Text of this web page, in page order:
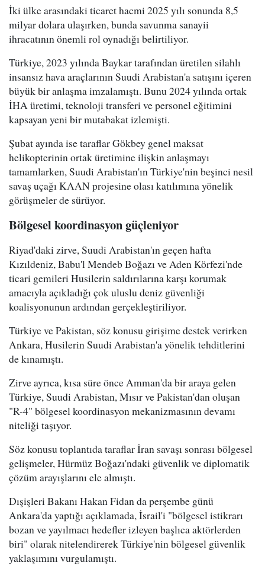
İki ülke arasındaki ticaret hacmi 2025 yılı sonunda 8,5
milyar dolara ulaşırken, bunda savunma sanayii
ihracatının önemli rol oynadığı belirtiliyor.
Türkiye, 2023 yılında Baykar tarafından üretilen silahlı
insansız hava araçlarının Suudi Arabistan'a satışını içeren
büyük bir anlaşma imzalamıştı. Bunu 2024 yılında ortak
İHA üretimi, teknoloji transferi ve personel eğitimini
kapsayan yeni bir mutabakat izlemişti.
Şubat ayında ise taraflar Gökbey genel maksat
helikopterinin ortak üretimine ilişkin anlaşmayı
tamamlarken, Suudi Arabistan'ın Türkiye'nin beşinci nesil
savaş uçağı KAAN projesine olası katılımına yönelik
görüşmeler de sürüyor.
Bölgesel koordinasyon güçleniyor
Riyad'daki zirve, Suudi Arabistan'ın geçen hafta
Kızıldeniz, Babu'l Mendeb Boğazı ve Aden Körfezi'nde
ticari gemileri Husilerin saldırılarına karşı korumak
amacıyla açıkladığı çok uluslu deniz güvenliği
koalisyonunun ardından gerçekleştiriliyor.
Türkiye ve Pakistan, söz konusu girişime destek verirken
Ankara, Husilerin Suudi Arabistan'a yönelik tehditlerini
de kınamıştı.
Zirve ayrıca, kısa süre önce Amman'da bir araya gelen
Türkiye, Suudi Arabistan, Mısır ve Pakistan'dan oluşan
"R-4" bölgesel koordinasyon mekanizmasının devamı
niteliği taşıyor.
Söz konusu toplantıda taraflar İran savaşı sonrası bölgesel
gelişmeler, Hürmüz Boğazı'ndaki güvenlik ve diplomatik
çözüm arayışlarını ele almıştı.
Dışişleri Bakanı Hakan Fidan da perşembe günü
Ankara'da yaptığı açıklamada, İsrail'i "bölgesel istikrarı
bozan ve yayılmacı hedefler izleyen başlıca aktörlerden
biri" olarak nitelendirerek Türkiye'nin bölgesel güvenlik
yaklaşımını vurgulamıştı.